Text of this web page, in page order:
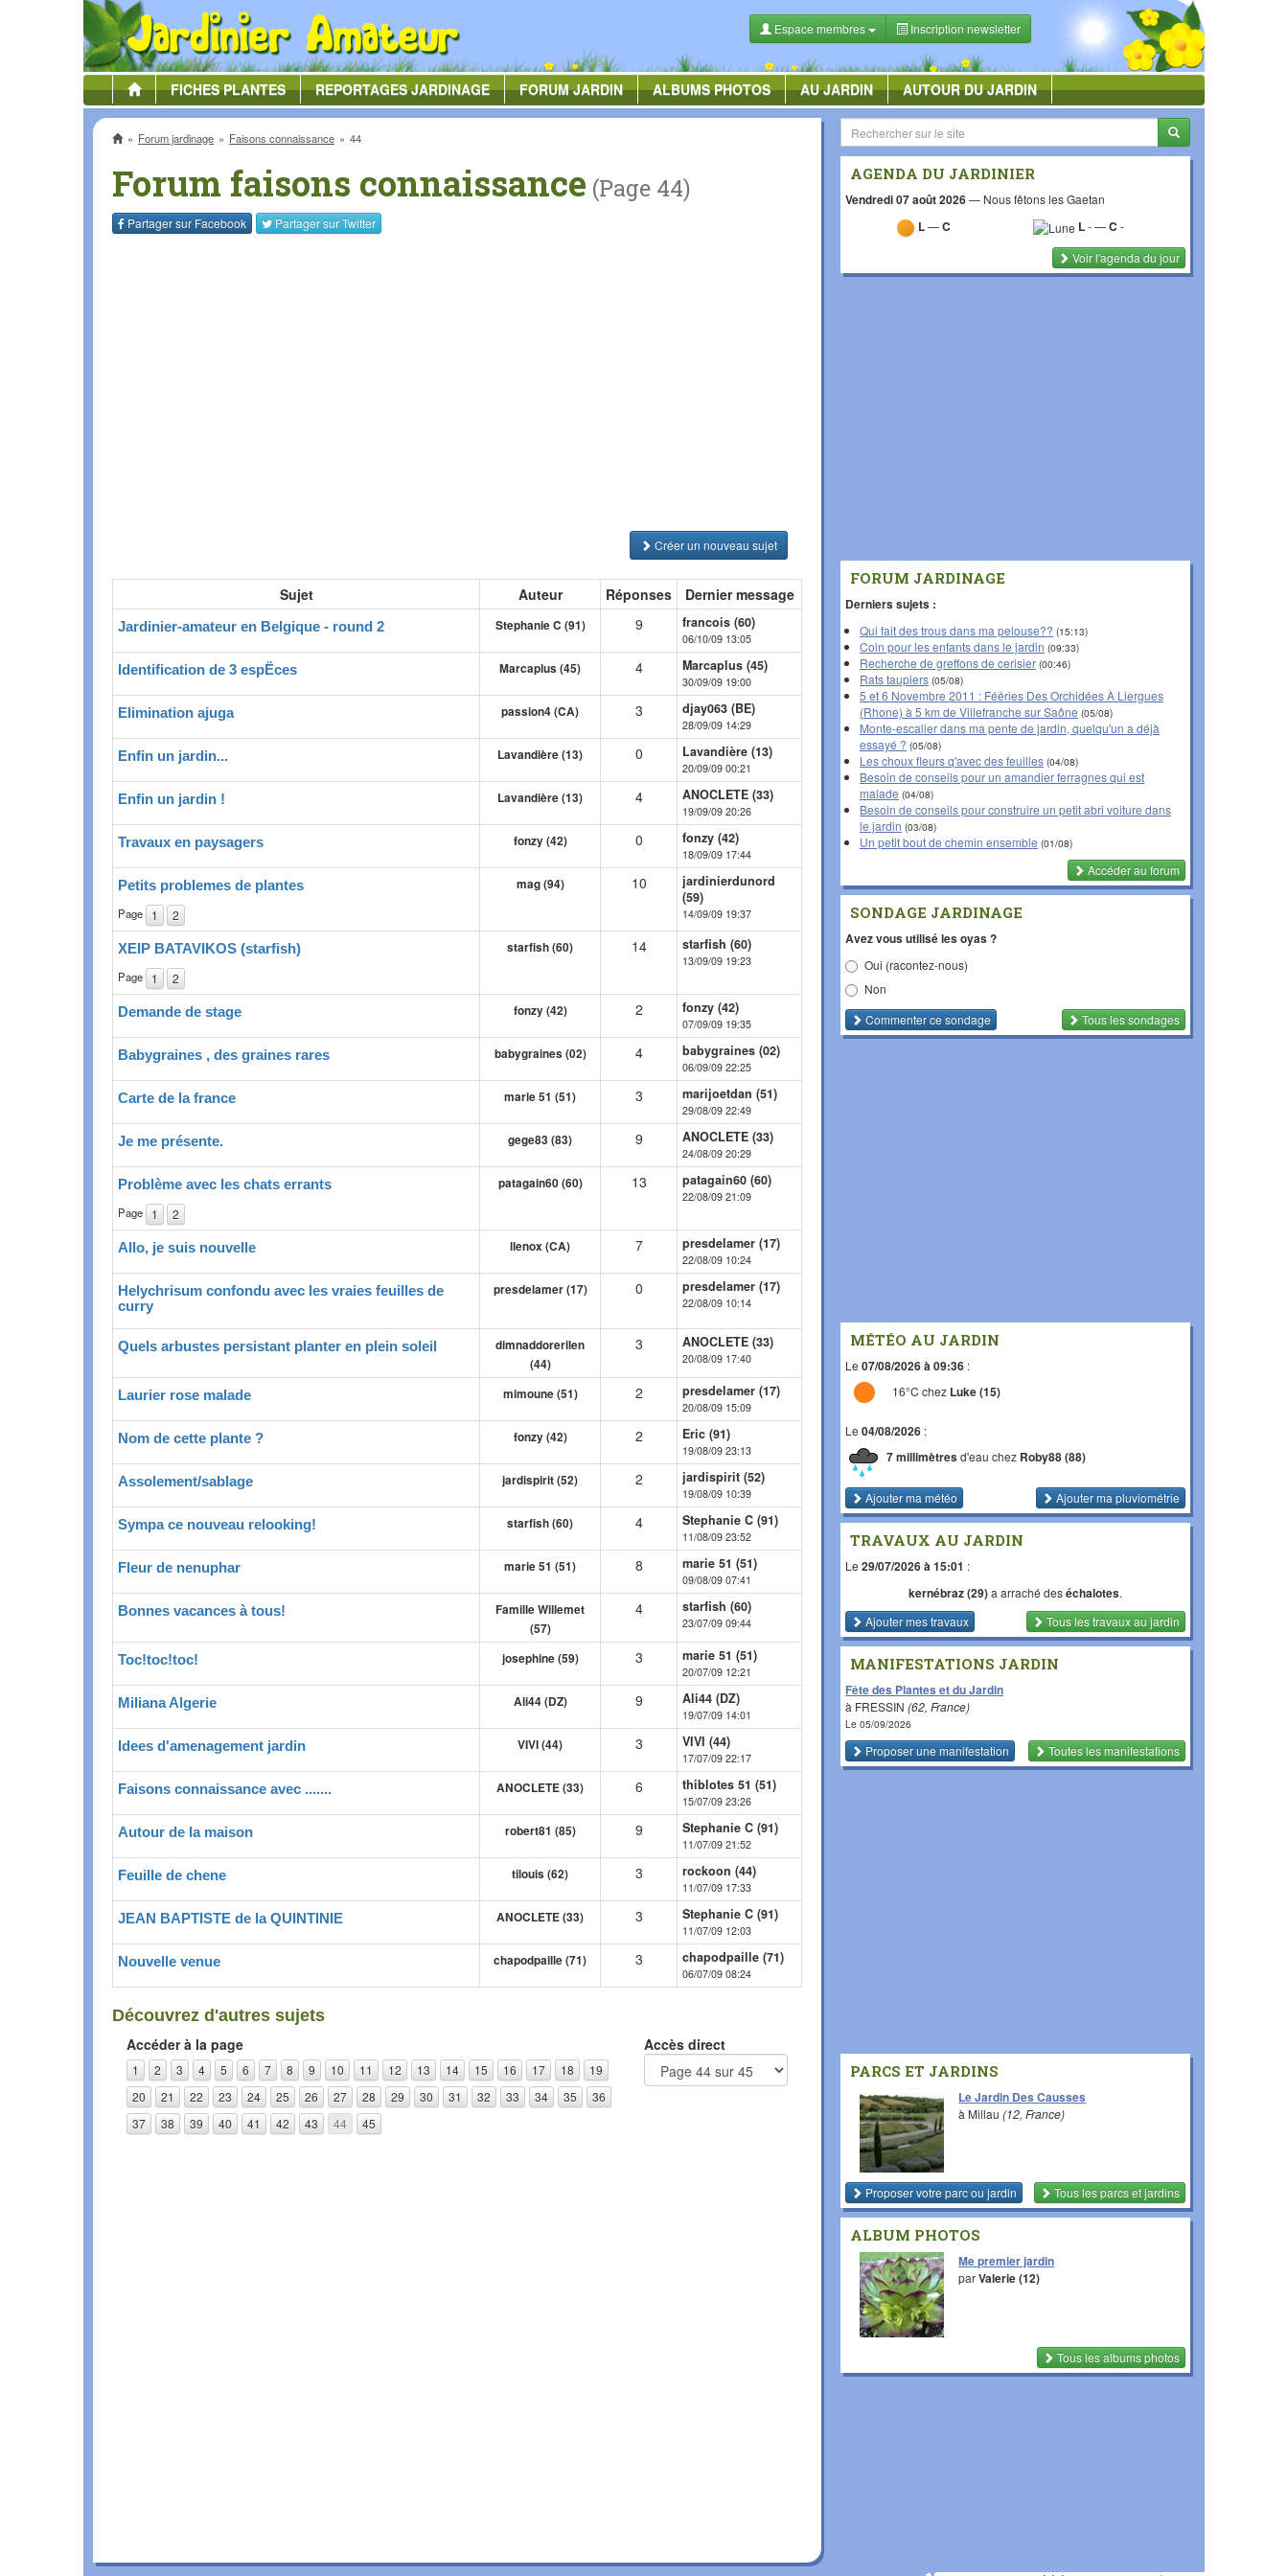
Espace membres Inscription newsletter
FICHESPLANTES REPORTAGESJARDINAGE FORUMJARDIN ALBUMSPHOTOS AU JARDIN AUTOUR DU JARDIN
AccueilForum jardinage Faisons connaissance 44
Forum faisons connaissance (Page 44)
Partager sur Facebook Partager surTwitter
Créer un nouveau sujet
Sujet Auteur Réponses Dernier message
Jardinier-amateur en Belgique - round 2 Stephanie C (91) 9 francois (60)
06/10/09 13:05
Identification de 3 espËces Marcaplus (45) 4 Marcaplus (45)
30/09/09 19:00
Elimination ajuga passion4 (CA) 3 djay063 (BE)
28/09/09 14:29
Enfin un jardin... Lavandière (13) 0 Lavandière (13)
20/09/09 00:21
Enfin un jardin ! Lavandière (13) 4 ANOCLETE (33)
19/09/09 20:26
Travaux en paysagers fonzy (42) 0 fonzy (42)
18/09/09 17:44
Petits problemes de plantes
Page 1 2
mag (94) 10
jardinierdunord
(59)
14/09/09 19:37
XEIP BATAVIKOS (starfish)
Page 1 2
starfish (60) 14 starfish (60)
13/09/09 19:23
Demande de stage fonzy (42) 2 fonzy (42)
07/09/09 19:35
Babygraines , des graines rares babygraines (02) 4 babygraines (02)
06/09/09 22:25
Carte de la france marie 51 (51) 3 marijoetdan (51)
29/08/09 22:49
Je me présente. gege83 (83) 9 ANOCLETE (33)
24/08/09 20:29
Problème avec les chats errants
Page 1 2
patagain60 (60) 13 patagain60 (60)
22/08/09 21:09
Allo, je suis nouvelle llenox (CA) 7 presdelamer (17)
22/08/09 10:24
Helychrisum confondu avec les vraies feuilles de
curry
presdelamer (17) 0 presdelamer (17)
22/08/09 10:14
Quels arbustes persistant planter en plein soleil
dimnaddorerilen
(44)
3 ANOCLETE (33)
20/08/09 17:40
Laurier rose malade mimoune (51) 2 presdelamer (17)
20/08/09 15:09
Nom de cette plante ? fonzy (42) 2 Eric (91)
19/08/09 23:13
Assolement/sablage jardispirit (52) 2 jardispirit (52)
19/08/09 10:39
Sympa ce nouveau relooking! starfish (60) 4 Stephanie C (91)
11/08/09 23:52
Fleur de nenuphar marie 51 (51) 8 marie 51 (51)
09/08/09 07:41
Bonnes vacances à tous!
Famille Willemet
(57)
4 starfish (60)
23/07/09 09:44
Toc!toc!toc! josephine (59) 3 marie 51 (51)
20/07/09 12:21
Miliana Algerie Ali44 (DZ) 9 Ali44 (DZ)
19/07/09 14:01
Idees d'amenagement jardin VIVI (44) 3 VIVI (44)
17/07/09 22:17
Faisons connaissance avec ....... ANOCLETE (33) 6 thiblotes 51 (51)
15/07/09 23:26
Autour de la maison robert81 (85) 9 Stephanie C (91)
11/07/09 21:52
Feuille de chene tilouis (62) 3 rockoon (44)
11/07/09 17:33
JEAN BAPTISTE de la QUINTINIE ANOCLETE (33) 3 Stephanie C (91)
11/07/09 12:03
Nouvelle venue chapodpaille (71) 3 chapodpaille (71)
06/07/09 08:24
Découvrez d'autres sujets
Accéder à la page
1 2 3 4 5 6 7 8 9 10 11 12 13 14 15 16 17 18
19
20
21 22 23 24 25 26 27 28 29 30 31 32 33 34 35
36
37
38 39 40 41 42 43 44 45
Accès direct
AGENDA DU JARDINIER
Vendredi 07 août 2026— Nous fêtons les Gaetan
L—C L-—C-
Voir l'agenda du jour
FORUM JARDINAGE
Derniers sujets :
Qui fait des trous dans ma pelouse?? (15:13)
Coin pour les enfants dans le jardin (09:33)
Recherche de greffons de cerisier (00:46)
Rats taupiers (05/08)
5 et 6 Novembre 2011 : Fééries Des Orchidées À Liergues
(Rhone) à 5 km de Villefranche sur Saône (05/08)
Monte-escalier dans ma pente de jardin, quelqu'un a déjà
essayé ? (05/08)
Les choux fleurs q'avec des feuilles (04/08)
Besoin de conseils pour un amandier ferragnes qui est
malade (04/08)
Besoin de conseils pour construire un petit abri voiture dans
le jardin (03/08)
Un petit bout de chemin ensemble (01/08)
Accéder au forum
SONDAGE JARDINAGE
Avez vous utilisé les oyas ?
Oui (racontez-nous)
Non
Commenterce sondage Tous les sondages
MÉTÉO AU JARDIN
Le 07/08/2026 à 09:36 :
16°C chez Luke (15)
Le 04/08/2026 :
7 millimètresd'eau chez Roby88 (88)
Ajouter ma météo Ajouter ma pluviométrie
TRAVAUX AU JARDIN
Le 29/07/2026 à 15:01 :
kernébraz (29)a arraché deséchalotes.
Ajouter mes travaux
Tous les travauxau jardin
MANIFESTATIONS JARDIN
Fête des Plantes et du Jardin
à FRESSIN (62, France)
Le 05/09/2026
Proposer une manifestation Toutes les manifestations
PARCS ET JARDINS
Le Jardin Des Causses
à Millau(12, France)
Proposer votre parc ou jardin Tous les parcs et jardins
ALBUM PHOTOS
Me premier jardin
parValerie (12)
Tous les albums photos